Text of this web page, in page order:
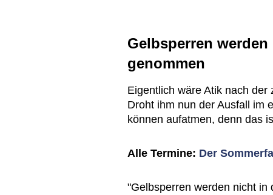
Gelbsperren
genommen
Eigentlich wäre Atik nach
Droht ihm nun der Ausfall im
können aufatmen, denn das
Alle Termine: Der
"Gelbsperren werden nicht in